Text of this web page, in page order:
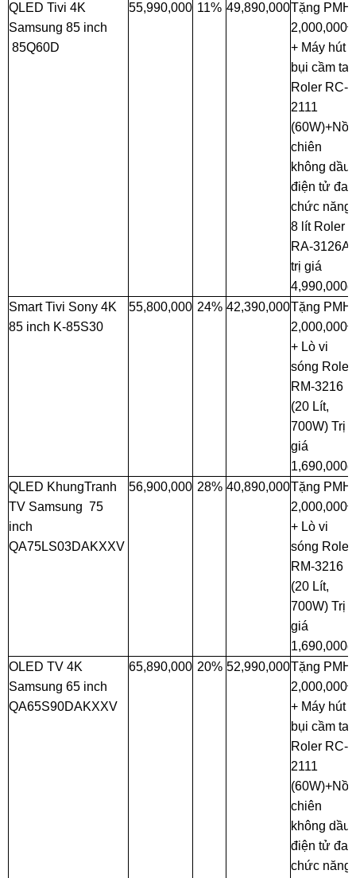
QLED Tivi 4K
Samsung 85 inch
85Q60D
55,990,000 11% 49,890,000Tặng PMH
2,000,000Đ
+ Máy hút
bụi cầm tay
Roler RC-
2111
(60W)+Nồi
chiên
không dầu
điện tử đa
chức năng
8 lít Roler
RA-3126A
trị giá
4,990,000đ
Smart Tivi Sony 4K
85 inch K-85S30
55,800,000 24% 42,390,000Tặng PMH
2,000,000Đ
+ Lò vi
sóng Roler
RM-3216
(20 Lít,
700W) Trị
giá
1,690,000đ
QLED KhungTranh
TV Samsung 75
inch
QA75LS03DAKXXV
56,900,000 28% 40,890,000Tặng PMH
2,000,000Đ
+ Lò vi
sóng Roler
RM-3216
(20 Lít,
700W) Trị
giá
1,690,000đ
OLED TV 4K
Samsung 65 inch
QA65S90DAKXXV
65,890,000 20% 52,990,000Tặng PMH
2,000,000Đ
+ Máy hút
bụi cầm tay
Roler RC-
2111
(60W)+Nồi
chiên
không dầu
điện tử đa
chức năng